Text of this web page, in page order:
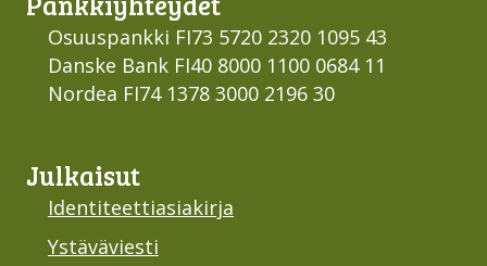
Osuuspankki FI73 5720 2320 1095 43
Danske Bank FI40 8000 1100 0684 11
Nordea FI74 1378 3000 2196 30
Julkaisut
Identiteettiasiakirja
Ystäväviesti